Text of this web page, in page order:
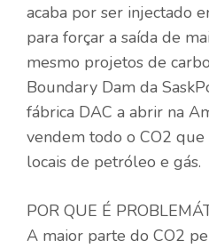
acaba por ser injectado
para forçar a saída de
mesmo projetos de
Boundary Dam da
fábrica DAC a abrir na
vendem todo o CO2
locais de petróleo e gás.
POR QUE É
A maior parte do CO2